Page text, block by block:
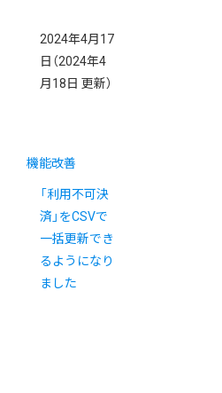
2024年4月17
日 （2024年4
月18日 更新）
機能改善
「利用不可決
済」をCSVで
一括更新でき
るようになり
ました